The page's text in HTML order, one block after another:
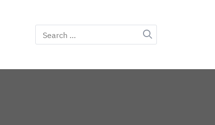
Search
for: